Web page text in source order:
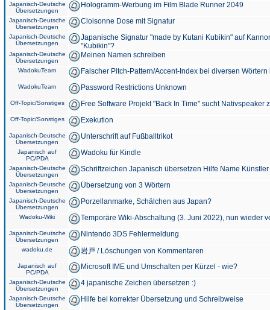
Japanisch-Deutsche
Übersetzungen
Hologramm-Werbung im Film Blade Runner 2049
Japanisch-Deutsche
Übersetzungen
Cloisonne Dose mit Signatur
Japanisch-Deutsche
Übersetzungen
Japanische Signatur "made by Kutani Kubikin" auf
"Kubikin"?
Japanisch-Deutsche
Übersetzungen
Meinen Namen schreiben
WadokuTeam Falscher Pitch-Pattern/Accent-Index bei diversen
WadokuTeam Password Restrictions Unknown
Off-Topic/Sonstiges Free Software Projekt "Back In Time" sucht Nativspeaker
Off-Topic/Sonstiges Exekution
Japanisch-Deutsche
Übersetzungen
Unterschrift auf Fußballtrikot
Japanisch auf
PC/PDA
Wadoku für Kindle
Japanisch-Deutsche
Übersetzungen
Schriftzeichen Japanisch übersetzen Hilfe Name
Japanisch-Deutsche
Übersetzungen
Übersetzung von 3 Wörtern
Japanisch-Deutsche
Übersetzungen
Porzellanmarke, Schälchen aus Japan?
Wadoku-Wiki Temporäre Wiki-Abschaltung (3. Juni 2022), nun wieder
Japanisch-Deutsche
Übersetzungen
Nintendo 3DS Fehlermeldung
wadoku.de 岩戸 / Löschungen von Kommentaren
Japanisch auf
PC/PDA
Microsoft IME und Umschalten per Kürzel - wie?
Japanisch-Deutsche
Übersetzungen
4 japanische Zeichen übersetzen :)
Japanisch-Deutsche
Übersetzungen
Hilfe bei korrekter Übersetzung und Schreibweise